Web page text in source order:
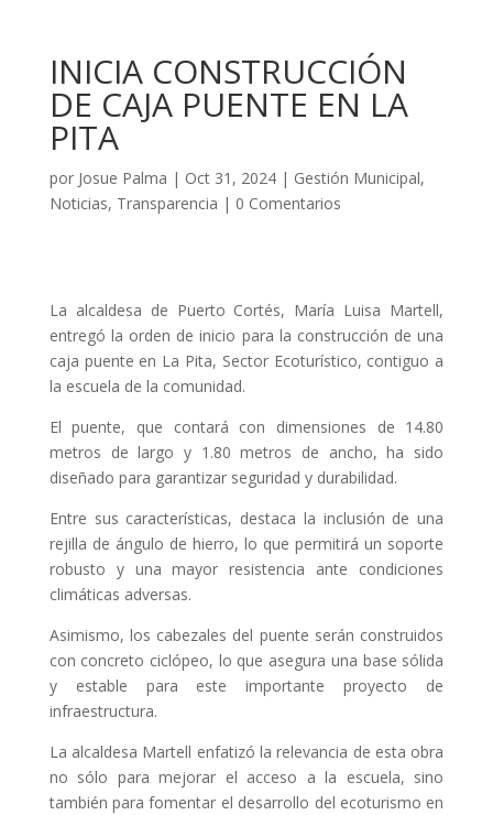
INICIA CONSTRUCCIÓN
DE CAJA PUENTE EN LA
PITA
por Josue Palma | Oct 31, 2024| Gestión Municipal,
Noticias, Transparencia | 0 Comentarios
La alcaldesa de Puerto Cortés, María Luisa Martell,
entregó la orden de inicio para la construcción de una
caja puente en La Pita, Sector Ecoturístico, contiguo a
la escuela de la comunidad.
El puente, que contará con dimensiones de 14.80
metros de largo y 1.80 metros de ancho, ha sido
diseñado para garantizar seguridad y durabilidad.
Entre sus características, destaca la inclusión de una
rejilla de ángulo de hierro, lo que permitirá un soporte
robusto y una mayor resistencia ante condiciones
climáticas adversas.
Asimismo, los cabezales del puente serán construidos
con concreto ciclópeo, lo que asegura una base sólida
y estable para este importante proyecto de
infraestructura.
La alcaldesa Martell enfatizó la relevancia de esta obra
no sólo para mejorar el acceso a la escuela, sino
también para fomentar el desarrollo del ecoturismo en